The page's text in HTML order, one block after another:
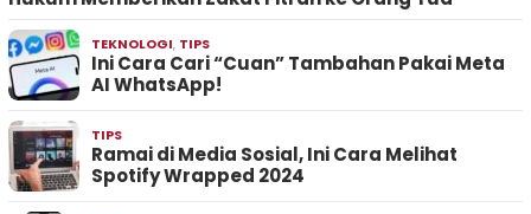
TEKNOLOGI, TIPS
Ini Cara Cari “Cuan” Tambahan Pakai Meta
AI WhatsApp!
TIPS
Ramai di Media Sosial, Ini Cara Melihat
Spotify Wrapped 2024